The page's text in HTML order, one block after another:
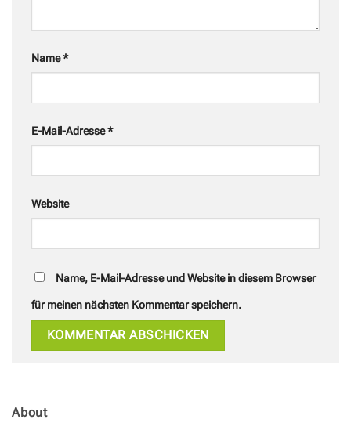
Name*
E-Mail-Adresse*
Website
Name, E-Mail-Adresse und Website in diesem Browser
für meinen nächsten Kommentar speichern.
About